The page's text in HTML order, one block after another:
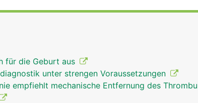
für die Geburt aus
unter strengen Voraussetzungen
empfiehlt mechanische Entfernung des